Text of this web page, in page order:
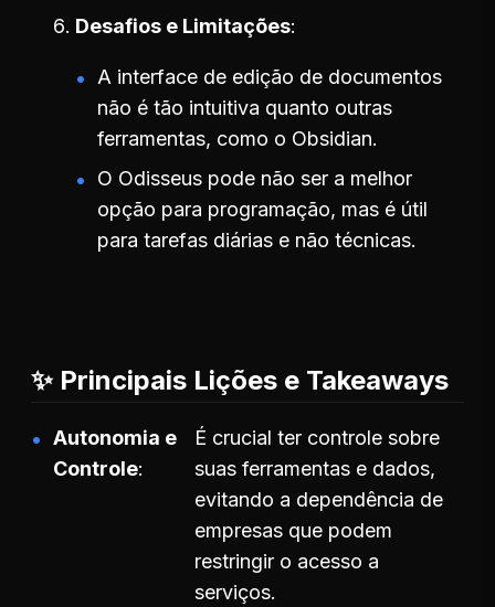
Desafios e Limitações
A interface de edição de documentos
não é tão intuitiva quanto outras
ferramentas, como o Obsidian.
O Odisseus pode não ser a melhor
opção para programação, mas é útil
para tarefas diárias e não técnicas.
✨ Principais Lições e Takeaways
Autonomia e
Controle
É crucial ter controle sobre
suas ferramentas e dados,
evitando a dependência de
empresas que podem
restringir o acesso a
serviços.